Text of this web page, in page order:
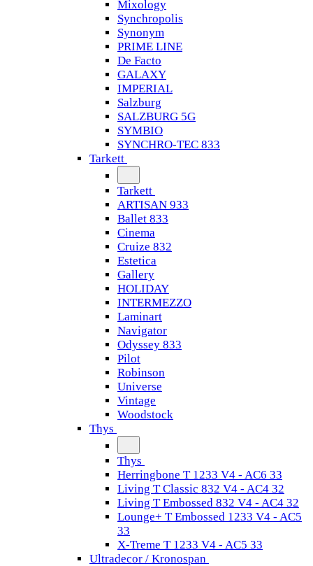
Mixology
Synchropolis
Synonym
PRIME LINE
De Facto
GALAXY
IMPERIAL
Salzburg
SALZBURG 5G
SYMBIO
SYNCHRO-TEC 833
Tarkett
Tarkett
ARTISAN 933
Ballet 833
Cinema
Cruize 832
Estetica
Gallery
HOLIDAY
INTERMEZZO
Laminart
Navigator
Odyssey 833
Pilot
Robinson
Universe
Vintage
Woodstock
Thys
Thys
Herringbone T 1233 V4 - AC6 33
Living T Classic 832 V4 - AC4 32
Living T Embossed 832 V4 - AC4 32
Lounge+ T Embossed 1233 V4 - AC5
33
X-Treme T 1233 V4 - AC5 33
Ultradecor / Kronospan